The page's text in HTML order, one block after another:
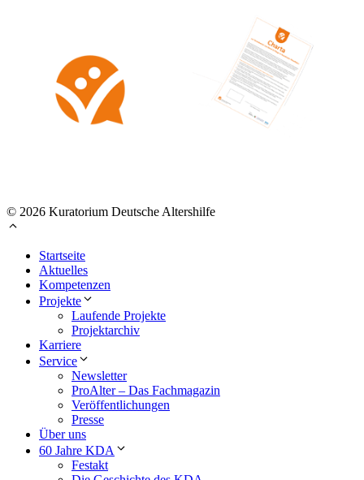
© 2026 Kuratorium Deutsche Altershilfe
Startseite
Aktuelles
Kompetenzen
Projekte
Laufende Projekte
Projektarchiv
Karriere
Service
Newsletter
ProAlter – Das Fachmagazin
Veröffentlichungen
Presse
Über uns
60 Jahre KDA
Festakt